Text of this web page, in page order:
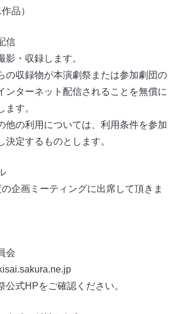
品）
信
影・収録します。
の収録物が本演劇祭または参加劇団の
ンターネット配信されることを無償に
ます。
他の利用については、利用条件を参加
決定するものとします。
企画ミーティングに出席して頂きま
会
式HPをご確認ください。